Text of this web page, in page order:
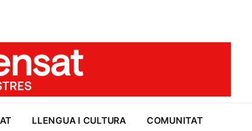
LLENGUA I CULTURA COMUNITAT